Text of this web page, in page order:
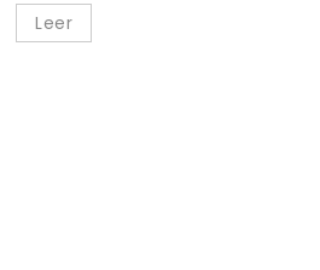
Leer